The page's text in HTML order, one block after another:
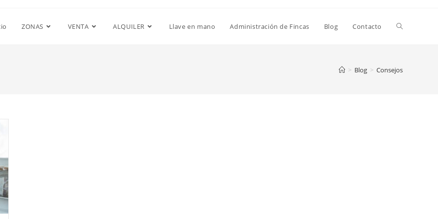
ZONAS VENTA ALQUILER Llave en mano Administración de Fincas Blog Contacto
> Blog > Consejos